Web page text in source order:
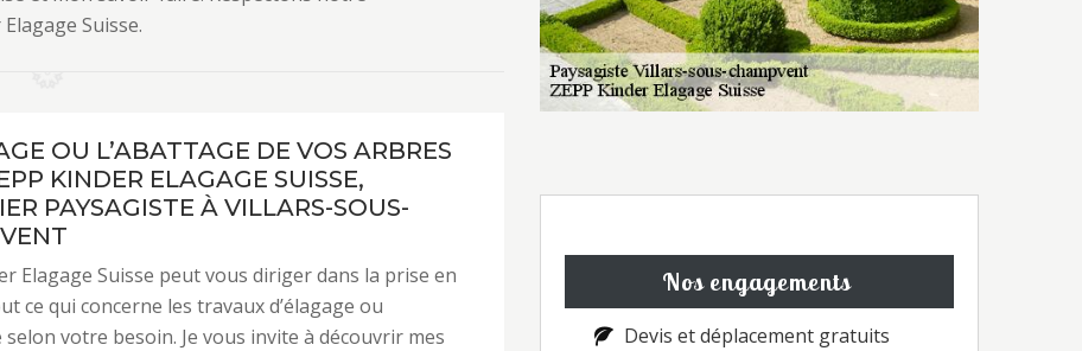
Suisse.
OU L’ABATTAGE DE VOS ARBRES
KINDER ELAGAGE SUISSE,
PAYSAGISTE À VILLARS-SOUS-
Elagage Suisse peut vous diriger dans la prise en
ce qui concerne les travaux d’élagage ou
selon votre besoin. Je vous invite à découvrir mes
Nos engagements
Devis et déplacement gratuits